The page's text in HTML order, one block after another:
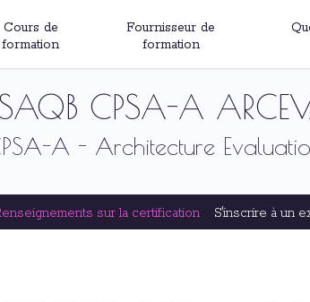
Cours de
formation
Fournisseur de
formation
CPSA-A
A - Architecture
sur la certification S'inscrire à un